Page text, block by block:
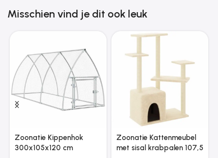
Misschien vind je dit ook leuk
Zoonatie Kippenhok
300x105x120 cm
Zoonatie Kattenmeubel
met sisal krabpalen 107,5